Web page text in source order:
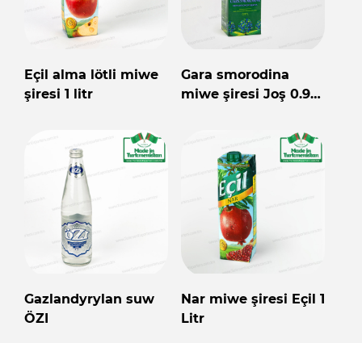
Eçil alma lötli miwe
şiresi 1 litr
Gara smorodina
miwe şiresi Joş 0.97
Gazlandyrylan suw
ÖZI
Nar miwe şiresi Eçil 1
Litr